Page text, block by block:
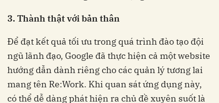
3. Thành thật với bản thân
Để đạt kết quả tối ưu trong quá trình đào tạo đội
ngũ lãnh đạo, Google đã thực hiện cả một website
hướng dẫn dành riêng cho các quản lý tương lai
mang tên Re:Work. Khi quan sát ứng dụng này,
có thể dễ dàng phát hiện ra chủ đề xuyên suốt là